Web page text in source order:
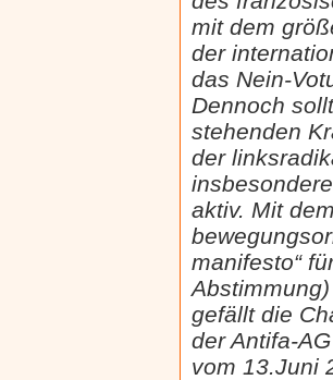
mit dem
der
das Nein-
Dennoch
stehenden
der
aktiv. Mit
manifesto“
gefällt die
der Antifa-
vom 13.Juni